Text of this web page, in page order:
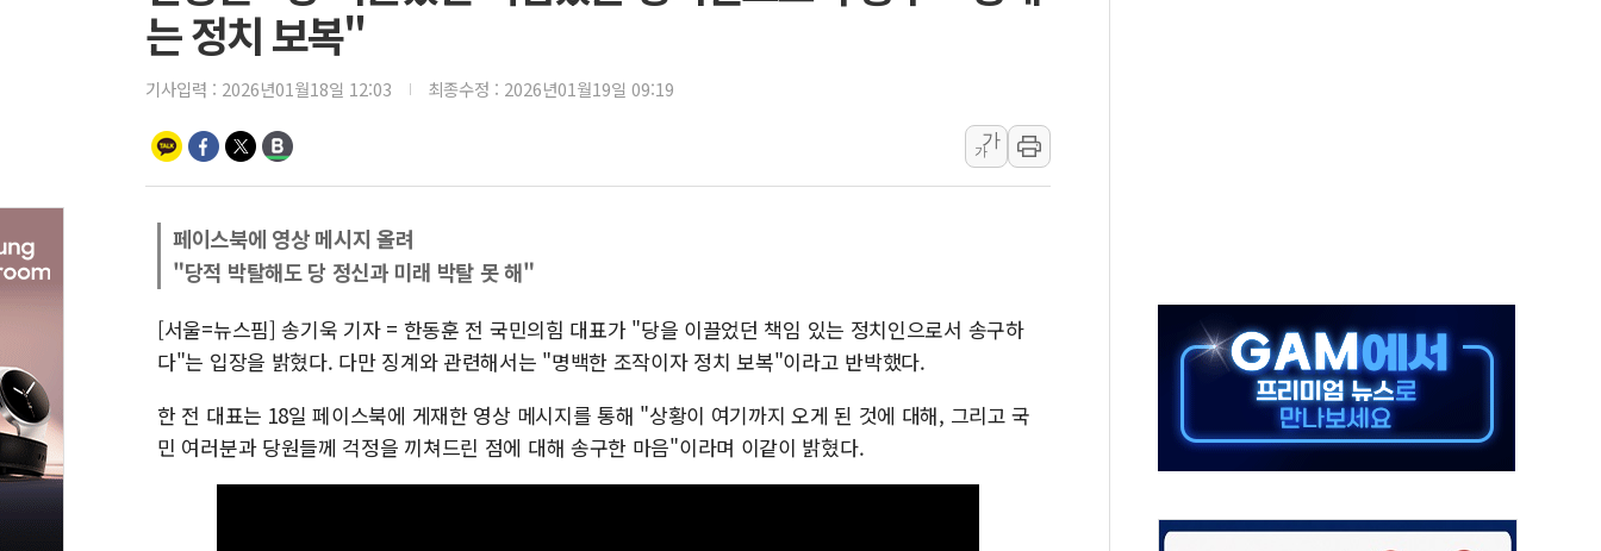
오세훈 '여론조사 대납' 항소심 21일 첫 공판…1심은 시장직 상실형
현대百 지주체제 '마지막 퍼즐'…현대홈쇼핑 1.2조 투자자산 떼낸다
청와대 "조희대 대법원장 탄핵 공감, 사실 아니다…대법관 신속 제청 해야"
서울 최고 기온 39도 기록
李대통령 "40도 폭염, 외신에서나 보던 일"…전방위 대응 지시
법무법인 YK, 교정위원 중앙협의회와 맞손…수용자·가족 법률지원 확대
제주항공, 하반기 객실승무원 공개채용
는 정치 보복"
기사입력 : 2026년01월18일 12:03 최종수정 : 2026년01월19일 09:19
가
가
페이스북에 영상 메시지 올려
"당적 박탈해도 당 정신과 미래 박탈 못 해"
[서울=뉴스핌] 송기욱 기자 = 한동훈 전 국민의힘 대표가 "당을 이끌었던 책임 있는 정치인으로서 송구하
다"는 입장을 밝혔다. 다만 징계와 관련해서는 "명백한 조작이자 정치 보복"이라고 반박했다.
한 전 대표는 18일 페이스북에 게재한 영상 메시지를 통해 "상황이 여기까지 오게 된 것에 대해, 그리고 국
민 여러분과 당원들께 걱정을 끼쳐드린 점에 대해 송구한 마음"이라며 이같이 밝혔다.